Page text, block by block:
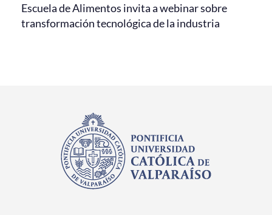
Escuela de Alimentos invita a webinar sobre
transformación tecnológica de la industria